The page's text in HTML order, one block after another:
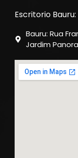
Escritorio Bauru:
Bauru: Rua
Jardim